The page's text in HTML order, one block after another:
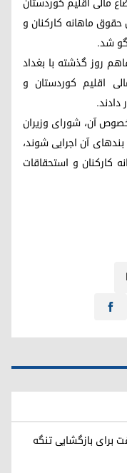
ماهانه کارکنان و
شد.
روز گذشته با بغداد
اقلیم کوردستان و
آن، شورای وزیران
آن اجرایی شوند،‌
کارکنان و استحقاقات
برای بازگشایی تنگه